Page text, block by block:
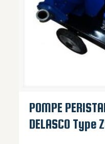
POMPE
DELASCO